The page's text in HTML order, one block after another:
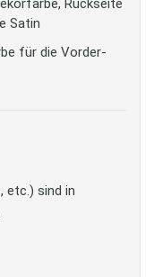
Rückseite
Satin
für die Vorder-
etc.) sind in